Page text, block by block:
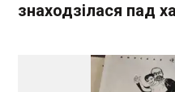
знаходзілася пад